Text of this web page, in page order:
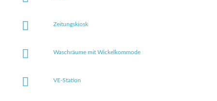
Zeitungskiosk
Waschräume mit Wickelkommode
VE-Station